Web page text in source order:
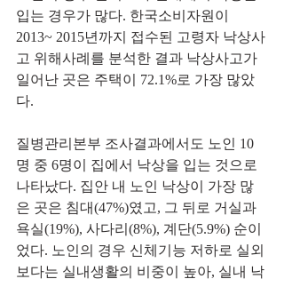
입는 경우가 많다. 한국소비자원이
2013~ 2015년까지 접수된 고령자 낙상사
고 위해사례를 분석한 결과 낙상사고가
일어난 곳은 주택이 72.1%로 가장 많았
다.
질병관리본부 조사결과에서도 노인 10
명 중 6명이 집에서 낙상을 입는 것으로
나타났다. 집안 내 노인 낙상이 가장 많
은 곳은 침대(47%)였고, 그 뒤로 거실과
욕실(19%), 사다리(8%), 계단(5.9%) 순이
었다. 노인의 경우 신체기능 저하로 실외
보다는 실내생활의 비중이 높아, 실내 낙